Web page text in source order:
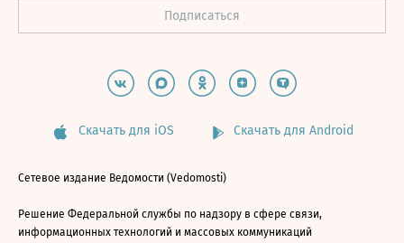
Скачать для iOS Скачать для Android
Сетевое издание Ведомости (Vedomosti)
Решение Федеральной службы по надзору в сфере связи,
информационных технологий и массовых коммуникаций